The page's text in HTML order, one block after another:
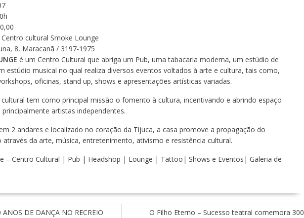
Centro cultural Smoke Lounge
8, Maracanã / 3197-1975
é um Centro Cultural que abriga um Pub, uma tabacaria moderna, um estúdio de
estúdio musical no qual realiza diversos eventos voltados à arte e cultura, tais como,
oficinas, stand up, shows e apresentações artísticas variadas.
tem como principal missão o fomento à cultura, incentivando e abrindo espaço
artistas independentes.
2 andares e localizado no coração da Tijuca, a casa promove a propagação do
através da arte, música, entretenimento, ativismo e resistência cultural.
– Centro Cultural | Pub | Headshop | Lounge | Tattoo| Shows e Eventos| Galeria de
ANOS DE DANÇA NO RECREIO
O Filho Eterno – Sucesso teatral comemora 300